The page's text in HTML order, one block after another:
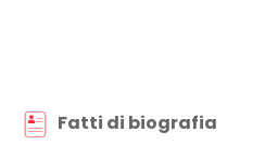
Fatti di biografia